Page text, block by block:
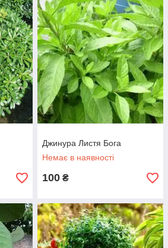
Джинура Листя Бога
Немає в наявності
100 ₴